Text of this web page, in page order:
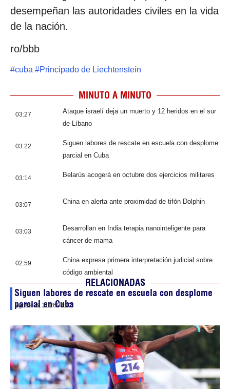
desempeñan las autoridades civiles en la vida
de la nación.
ro/bbb
#cuba #Principado de Liechtenstein
MINUTO A MINUTO
03:27
Ataque israelí deja un muerto y 12 heridos en el sur
de Líbano
03:22
Siguen labores de rescate en escuela con desplome
parcial en Cuba
03:14 Belarús acogerá en octubre dos ejercicios militares
03:07 China en alerta ante proximidad de tifón Dolphin
03:03
Desarrollan en India terapia nanointeligente para
cáncer de mama
02:59
China expresa primera interpretación judicial sobre
código ambiental
RELACIONADAS
Siguen labores de rescate en escuela con desplome
parcial en Cuba
agosto 6, 202603:22